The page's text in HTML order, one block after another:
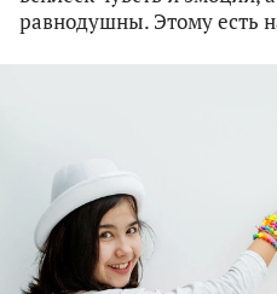
равнодушны. Этому есть